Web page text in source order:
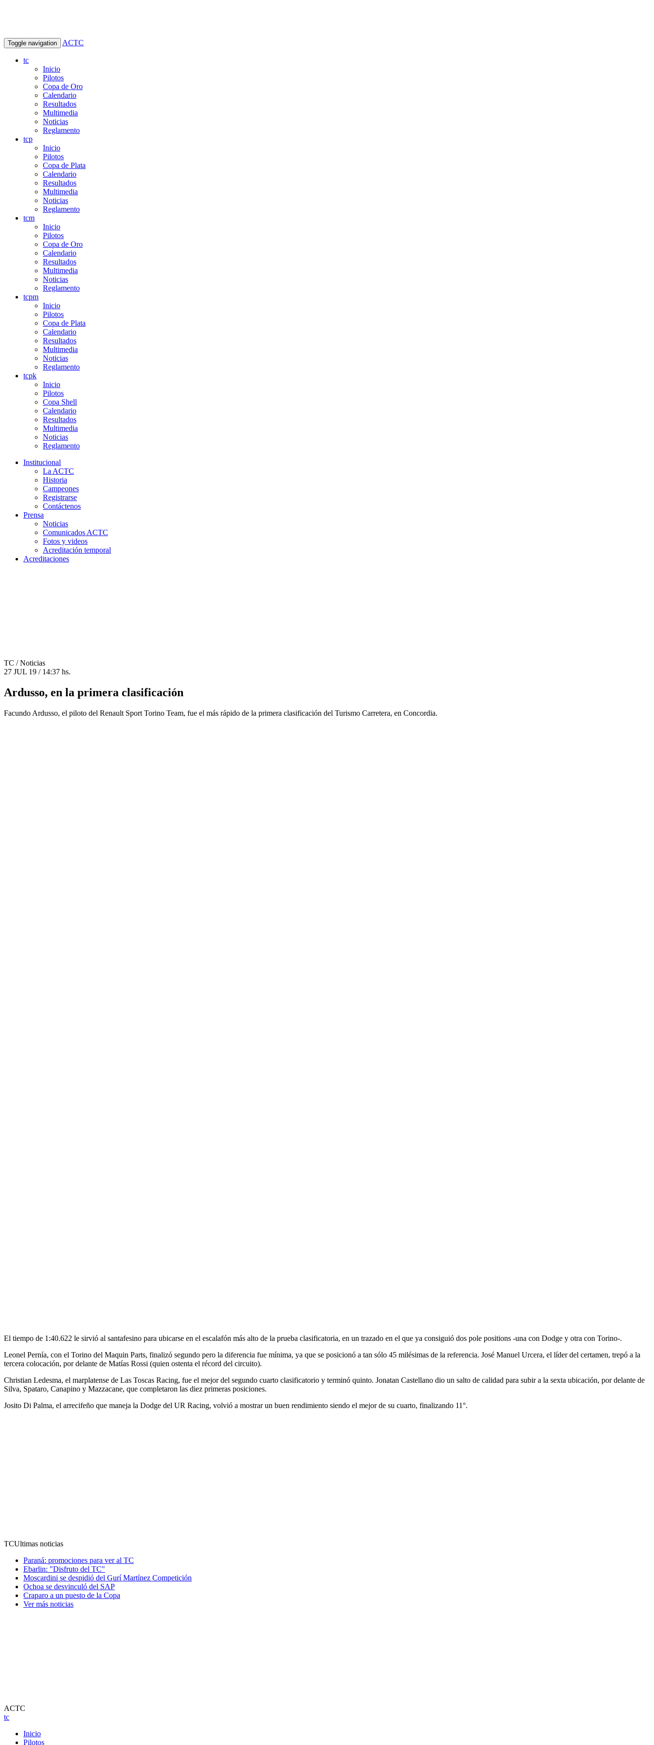
Toggle navigation ACTC
tc
Inicio
Pilotos
Copa de Oro
Calendario
Resultados
Multimedia
Noticias
Reglamento
tcp
Inicio
Pilotos
Copa de Plata
Calendario
Resultados
Multimedia
Noticias
Reglamento
tcm
Inicio
Pilotos
Copa de Oro
Calendario
Resultados
Multimedia
Noticias
Reglamento
tcpm
Inicio
Pilotos
Copa de Plata
Calendario
Resultados
Multimedia
Noticias
Reglamento
tcpk
Inicio
Pilotos
Copa Shell
Calendario
Resultados
Multimedia
Noticias
Reglamento
Institucional
La ACTC
Historia
Campeones
Registrarse
Contáctenos
Prensa
Noticias
Comunicados ACTC
Fotos y videos
Acreditación temporal
Acreditaciones
TC / Noticias
27 JUL 19 / 14:37 hs.
Ardusso, en la primera clasificación
Facundo Ardusso, el piloto del Renault Sport Torino Team, fue el más rápido de la primera clasificación del Turismo Carretera, en Concordia.
El tiempo de 1:40.622 le sirvió al santafesino para ubicarse en el escalafón más alto de la prueba clasificatoria, en un trazado en el que ya consiguió dos pole positions -una con Dodge y otra con Torino-.
Leonel Pernía, con el Torino del Maquin Parts, finalizó segundo pero la diferencia fue mínima, ya que se posicionó a tan sólo 45 milésimas de la referencia. José Manuel Urcera, el líder del certamen, trepó a la
tercera colocación, por delante de Matías Rossi (quien ostenta el récord del circuito).
Christian Ledesma, el marplatense de Las Toscas Racing, fue el mejor del segundo cuarto clasificatorio y terminó quinto. Jonatan Castellano dio un salto de calidad para subir a la sexta ubicación, por delante de
Silva, Spataro, Canapino y Mazzacane, que completaron las diez primeras posiciones.
Josito Di Palma, el arrecifeño que maneja la Dodge del UR Racing, volvió a mostrar un buen rendimiento siendo el mejor de su cuarto, finalizando 11°.
TCUltimas noticias
Paraná: promociones para ver al TC
Ebarlin: "Disfruto del TC"
Moscardini se despidió del Gurí Martínez Competición
Ochoa se desvinculó del SAP
Craparo a un puesto de la Copa
Ver más noticias
ACTC
tc
Inicio
Pilotos